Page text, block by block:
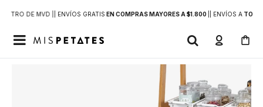
DE MVD | | ENVÍOS GRATIS EN COMPRAS MAYORES A $1.800 | ENVÍOS ATODO
